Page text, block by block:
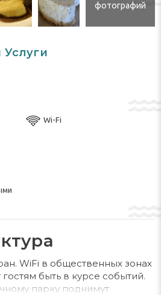
фотографий
Wi-Fi
WiFi в общественных зонах
быть в курсе событий.
парку поднимут